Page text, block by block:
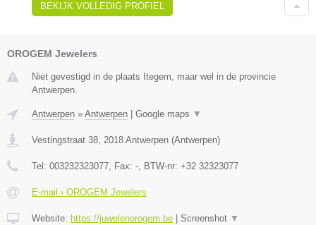
BEKIJK VOLLEDIG PROFIEL
OROGEM Jewelers
Niet gevestigd in de plaats Itegem, maar wel in de provincie
Antwerpen.
Antwerpen » Antwerpen Google maps ▼
Vestingstraat 38, 2018 Antwerpen (Antwerpen)
Tel: 003232323077, Fax: -, BTW-nr: +32 32323077
E-mail › OROGEM Jewelers
Website: https://juwelenorogem.be Screenshot ▼